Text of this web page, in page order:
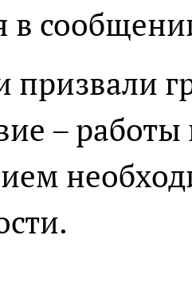
в
призвали
– работы